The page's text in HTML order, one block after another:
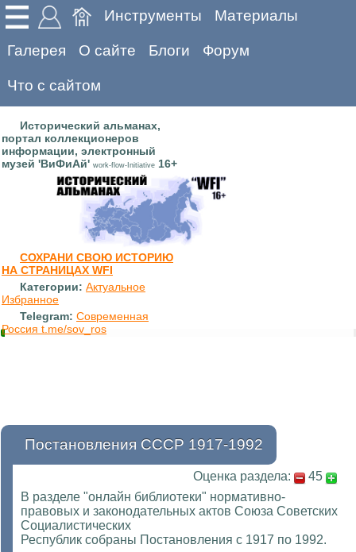
Инструменты Материалы
Галерея О сайте Блоги Форум
Что с сайтом
Исторический альманах,
портал коллекционеров
информации, электронный
музей 'ВиФиАй' work-flow-Initiative 16+
СОХРАНИ СВОЮ ИСТОРИЮ
НА СТРАНИЦАХ WFI
Категории: Актуальное
Избранное
Telegram: Современная
Россия t.me/sov_ros
Постановления СССР 1917-1992
Оценка раздела:
45
В разделе "онлайн библиотеки" нормативно-
правовых и законодательных актов Союза Советских
Социалистических
Республик собраны Постановления с 1917 по 1992.